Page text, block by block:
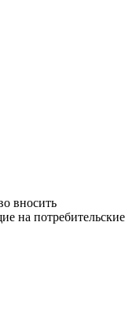
вносить
на потребительские